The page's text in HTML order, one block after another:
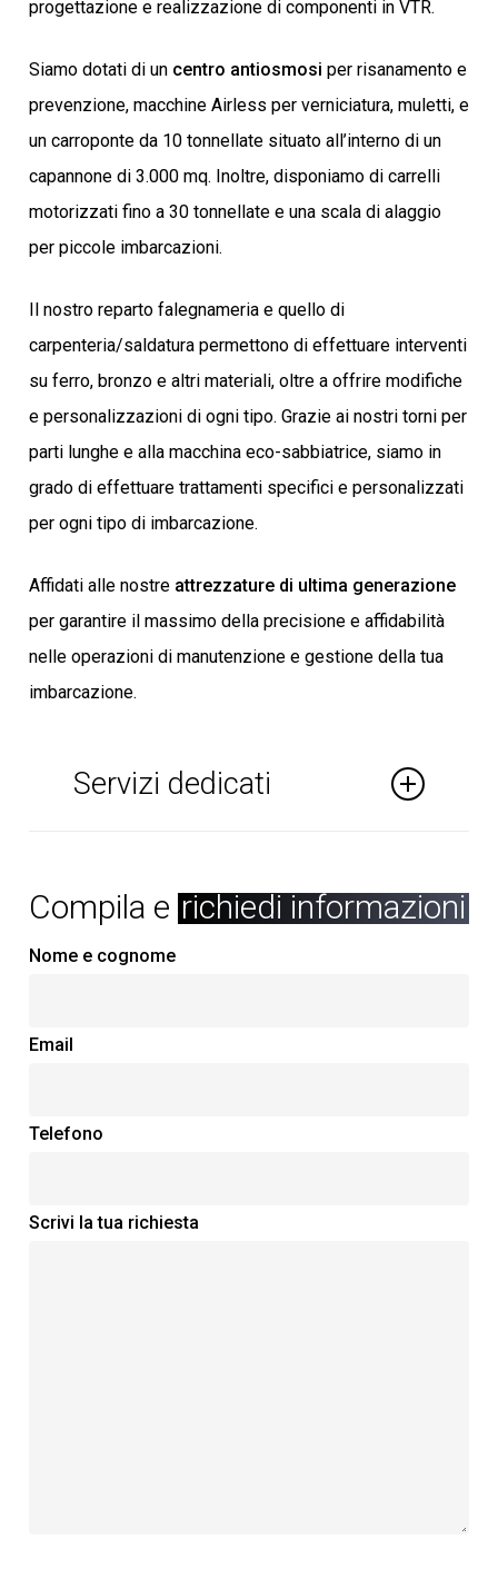
progettazione e realizzazione di componenti in VTR.
Siamo dotati di un centro antiosmosi per risanamento e
prevenzione, macchine Airless per verniciatura, muletti, e
un carroponte da 10 tonnellate situato all’interno di un
capannone di 3.000 mq. Inoltre, disponiamo di carrelli
motorizzati fino a 30 tonnellate e una scala di alaggio
per piccole imbarcazioni.
Il nostro reparto falegnameria e quello di
carpenteria/saldatura permettono di effettuare interventi
su ferro, bronzo e altri materiali, oltre a offrire modifiche
e personalizzazioni di ogni tipo. Grazie ai nostri torni per
parti lunghe e alla macchina eco-sabbiatrice, siamo in
grado di effettuare trattamenti specifici e personalizzati
per ogni tipo di imbarcazione.
Affidati alle nostreattrezzature di ultima generazione
per garantire il massimo della precisione e affidabilità
nelle operazioni di manutenzione e gestione della tua
imbarcazione.
Servizi dedicati
Fuoriscopica e Telescopica
Sistema Informatico per Diagnosi Motori
Compila e richiedi informazioni
Nome e cognome
Email
Telefono
Scrivi la tua richiesta